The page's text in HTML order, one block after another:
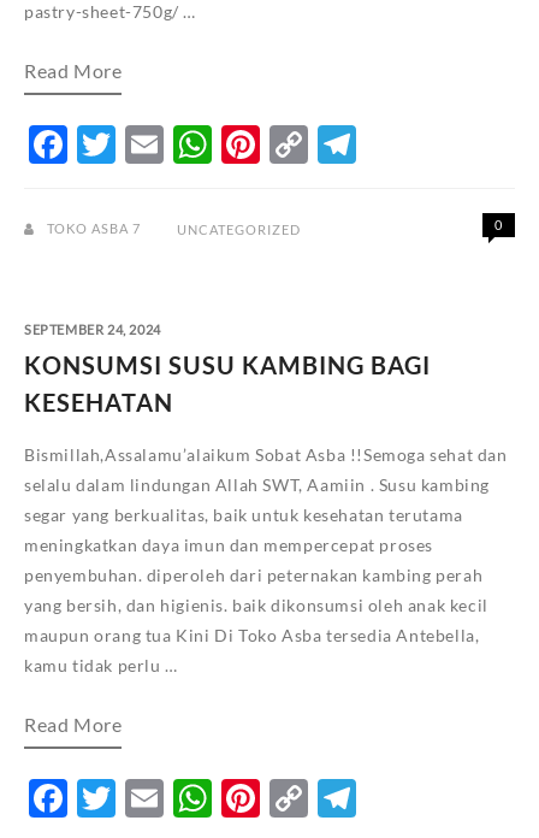
pastry-sheet-750g/ …
EDO
DANISH
SHEET
750G
Read More
Facebook
Twitter
EmailWhatsApp
Pinterest
Copy
TOKO ASBA 7 UNCATEGORIZED 0
SEPTEMBER 24, 2024
KONSUMSI SUSU KAMBING BAGI
KESEHATAN
Bismillah,Assalamu’alaikum Sobat Asba !!Semoga sehat dan
selalu dalam lindungan Allah SWT, Aamiin . Susu kambing
segar yang berkualitas, baik untuk kesehatan terutama
meningkatkan daya imun dan mempercepat proses
penyembuhan. diperoleh dari peternakan kambing perah
yang bersih, dan higienis. baik dikonsumsi oleh anak kecil
maupun orang tua Kini Di Toko Asba tersedia Antebella,
kamu tidak perlu …
KONSUMSI
SUSU
BAGI
KESEHATAN
Read More
Facebook
Twitter
EmailWhatsApp
Pinterest
Copy